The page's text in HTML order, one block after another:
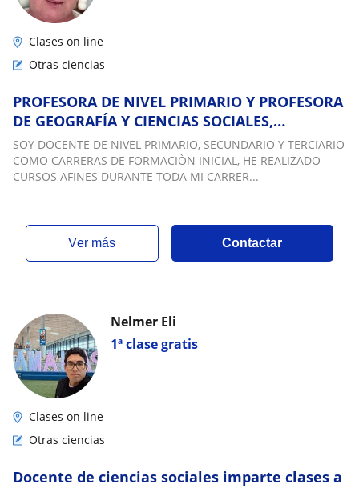
Clases on line
Otras ciencias
PROFESORA DE NIVEL PRIMARIO Y PROFESORA
DE GEOGRAFÍA Y CIENCIAS SOCIALES,
ESPECIALISTA EN GESTIÓN DE INSTITUCIONES
EDUCATIVAS
SOY DOCENTE DE NIVEL PRIMARIO, SECUNDARIO Y TERCIARIO
COMO CARRERAS DE FORMACIÒN INICIAL, HE REALIZADO
CURSOS AFINES DURANTE TODA MI CARRER...
ver más Contactar
1ª clase gratis
Nelmer Eli
Clases on line
Otras ciencias
Docente de ciencias sociales imparte clases a